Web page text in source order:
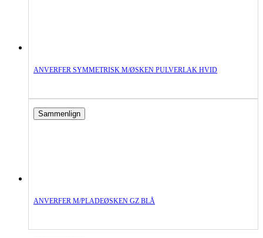
ANVERFER SYMMETRISK M/ØSKEN PULVERLAK HVID
Sammenlign
ANVERFER M/PLADEØSKEN GZ BLÅ